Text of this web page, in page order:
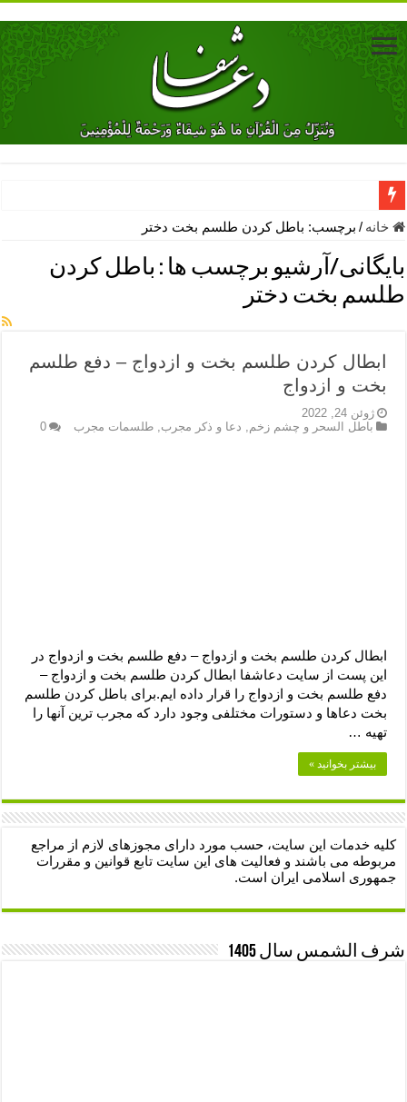
دعای جلب محبت فوری معشوق – دعای جلب محبت شوهر
دعای مشکل گشا برای رفع فقر – ذکرهای روزی‌ بخش
معجزات دعای یا من اظهر الجمیل – دعای یا من اظهر الجمیل برای
مهم ترین اذکار الهی و فضیلت آن ها – ذکر مخصوص مستجاب الدعوه
نماز حاجت برای کار گشایی- دعای رفع مشکلات و طلب حاجت
دعای رفع فقر و طلب رزق و روزی – آیه‌ جلب ثروت و برکت مال
خانه / برچسب: باطل كردن طلسم بخت دختر
بایگانی/آرشیو برچسب ها : باطل كردن
طلسم بخت دختر
ابطال کردن طلسم بخت و ازدواج – دفع طلسم
بخت و ازدواج
ژوئن 24, 2022
باطل السحر و چشم زخم
دعا و ذکر مجرب ,طلسمات مجرب 0
ابطال کردن طلسم بخت و ازدواج – دفع طلسم بخت و ازدواج در
این پست از سایت دعاشفا ابطال کردن طلسم بخت و ازدواج –
دفع طلسم بخت و ازدواج را قرار داده ایم.برای باطل کردن طلسم
بخت دعاها و دستورات مختلفی وجود دارد که مجرب ترین آنها را
تهیه …
بیشتر بخوانید »
کلیه خدمات این سایت، حسب مورد دارای مجوزهای لازم از مراجع
مربوطه می باشند و فعالیت های این سایت تابع قوانین و مقررات
جمهوری اسلامی ایران است.
شرف الشمس سال 1405